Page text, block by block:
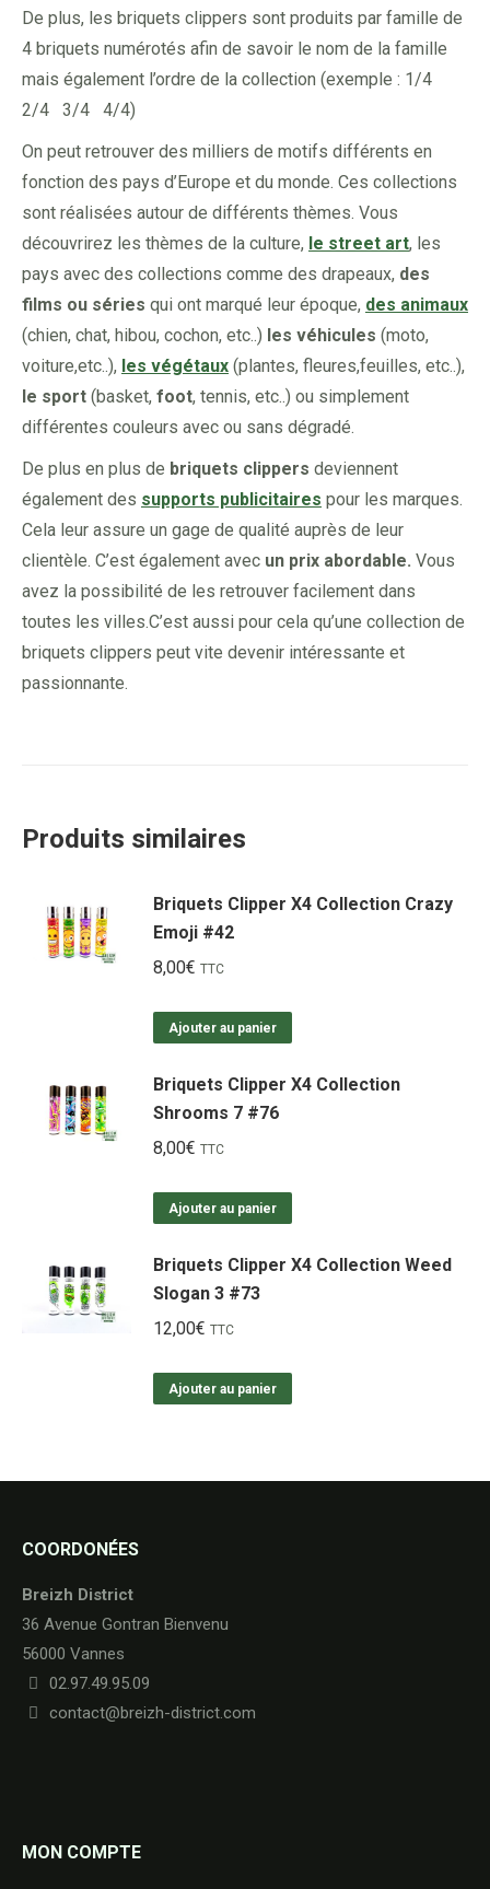
De plus, les briquets clippers sont produits par famille de
4 briquets numérotés afin de savoir le nom de la famille
mais également l’ordre de la collection (exemple : 1/4
2/4 3/4 4/4)
On peut retrouver des milliers de motifs différents en
fonction des pays d’Europe et du monde. Ces collections
sont réalisées autour de différents thèmes. Vous
découvrirez les thèmes de la culture, le street art, les
pays avec des collections comme des drapeaux, des
films ou séries qui ont marqué leur époque, des animaux
(chien, chat, hibou, cochon, etc..) les véhicules (moto,
voiture,etc..), les végétaux (plantes, fleures,feuilles, etc..),
le sport (basket, foot, tennis, etc..) ou simplement
différentes couleurs avec ou sans dégradé.
De plus en plus de briquets clippers deviennent
également des supports publicitaires pour les marques.
Cela leur assure un gage de qualité auprès de leur
clientèle. C’est également avec un prix abordable. Vous
avez la possibilité de les retrouver facilement dans
toutes les villes.C’est aussi pour cela qu’une collection de
briquets clippers peut vite devenir intéressante et
passionnante.
Produits similaires
Briquets Clipper X4 Collection Crazy
Emoji #42
8,00€ TTC
Ajouter au panier
Briquets Clipper X4 Collection
Shrooms 7 #76
8,00€ TTC
Ajouter au panier
Briquets Clipper X4 Collection Weed
Slogan 3 #73
12,00€ TTC
Ajouter au panier
COORDONÉES
Breizh District
36 Avenue Gontran Bienvenu
56000 Vannes
02.97.49.95.09
contact@breizh-district.com
MON COMPTE